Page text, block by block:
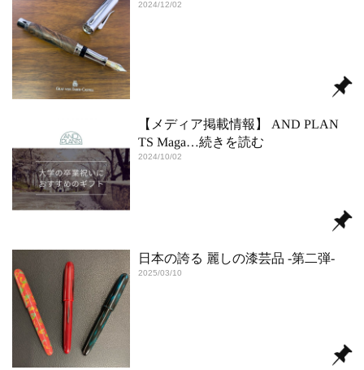
2024/12/02
【メディア掲載情報】 AND PLAN
TS Maga…続きを読む
2024/10/02
日本の誇る 麗しの漆芸品 ‐第二弾‐
2025/03/10